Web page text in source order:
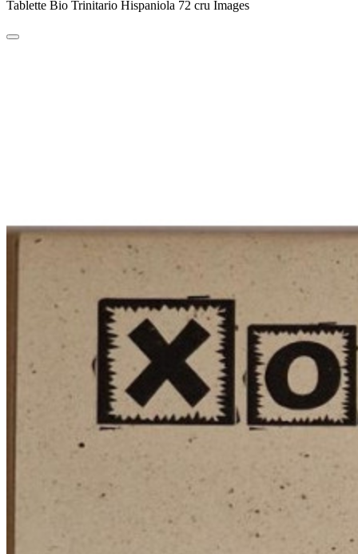
Tablette Bio Trinitario Hispaniola 72 cru Images